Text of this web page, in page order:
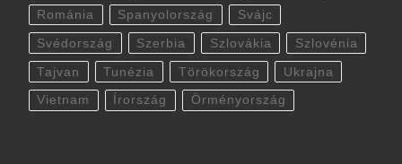
Románia Spanyolország Svájc
Svédország Szerbia Szlovákia Szlovénia
Tajvan Tunézia Törökország Ukrajna
Vietnam Írország Örményország